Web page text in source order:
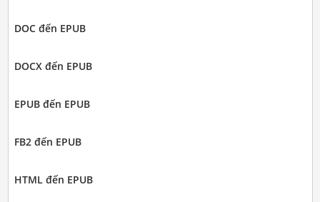
DOC đến EPUB
DOCX đến EPUB
EPUB đến EPUB
FB2 đến EPUB
HTML đến EPUB